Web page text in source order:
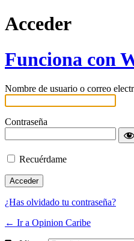
Acceder
Funciona con
Nombre de usuario o correo
Contraseña
Recuérdame
¿Has olvidado tu contraseña?
← Ir a Opinion Caribe